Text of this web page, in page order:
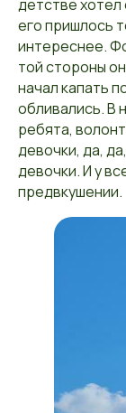
детстве
его пришлось
интереснее.
той стороны
начал капать
обливались. В
ребята,
девочки, да,
девочки. И у
предвкушении.